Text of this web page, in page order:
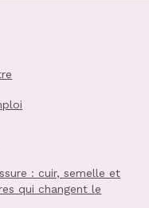
: cuir, semelle et
qui changent le